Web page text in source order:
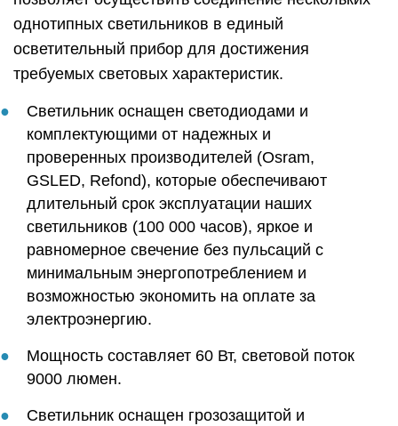
однотипных светильников в единый
осветительный прибор для достижения
требуемых световых характеристик.
Светильник оснащен светодиодами и
комплектующими от надежных и
проверенных производителей (Osram,
GSLED, Refond), которые обеспечивают
длительный срок эксплуатации наших
светильников (100 000 часов), яркое и
равномерное свечение без пульсаций с
минимальным энергопотреблением и
возможностью экономить на оплате за
электроэнергию.
Мощность составляет 60 Вт, световой поток
9000 люмен.
Светильник оснащен грозозащитой и